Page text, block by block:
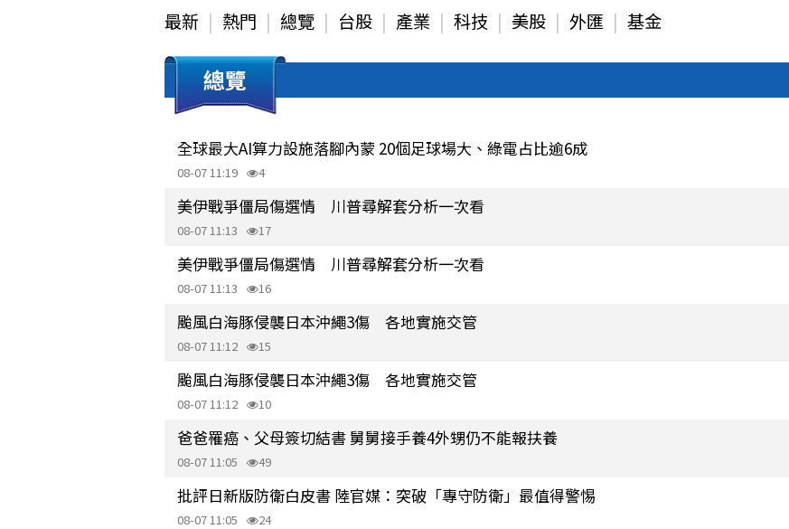
最新 熱門 總覽 台股 產業 科技 美股 外匯 基金
總覽
全球最大AI算力設施落腳內蒙 20個足球場大、綠電占比逾6成
08-07 11:19 4
美伊戰爭僵局傷選情 川普尋解套分析一次看
08-07 11:13 17
美伊戰爭僵局傷選情 川普尋解套分析一次看
08-07 11:13 16
颱風白海豚侵襲日本沖繩3傷 各地實施交管
08-07 11:12 15
颱風白海豚侵襲日本沖繩3傷 各地實施交管
08-07 11:12 10
爸爸罹癌、父母簽切結書 舅舅接手養4外甥仍不能報扶養
08-07 11:05 49
批評日新版防衛白皮書 陸官媒：突破「專守防衛」最值得警惕
08-07 11:05 24